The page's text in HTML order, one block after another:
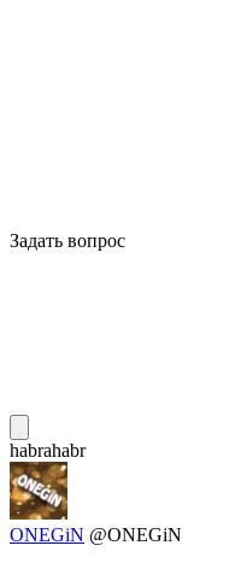
Задать вопрос
habrahabr
ONEGiN @ONEGiN